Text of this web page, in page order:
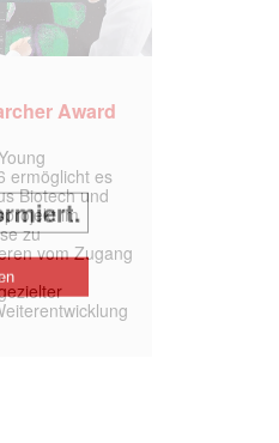
Award
ermöglicht es
Biotech und
im
zu
vom Zugang